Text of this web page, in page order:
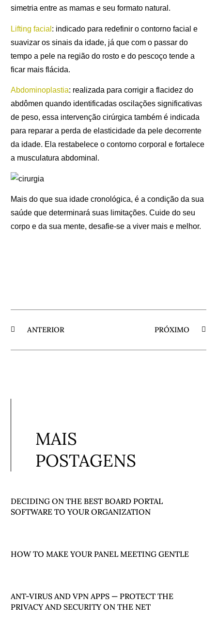
simetria entre as mamas e seu formato natural.
Lifting facial : indicado para redefinir o contorno facial e
suavizar os sinais da idade, já que com o passar do
tempo a pele na região do rosto e do pescoço tende a
ficar mais flácida.
Abdominoplastia: realizada para corrigir a flacidez do
abdômen quando identificadas oscilações significativas
de peso, essa intervenção cirúrgica também é indicada
para reparar a perda de elasticidade da pele decorrente
da idade. Ela restabelece o contorno corporal e fortalece
a musculatura abdominal.
Mais do que sua idade cronológica, é a condição da sua
saúde que determinará suas limitações. Cuide do seu
corpo e da sua mente, desafie-se a viver mais e melhor.
ANTERIOR PRÓXIMO
MAIS
POSTAGENS
DECIDING ON THE BEST BOARD PORTAL
SOFTWARE TO YOUR ORGANIZATION
HOW TO MAKE YOUR PANEL MEETING GENTLE
ANT-VIRUS AND VPN APPS — PROTECT THE
PRIVACY AND SECURITY ON THE NET